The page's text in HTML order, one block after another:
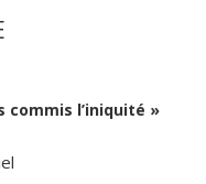
commis l’iniquité »